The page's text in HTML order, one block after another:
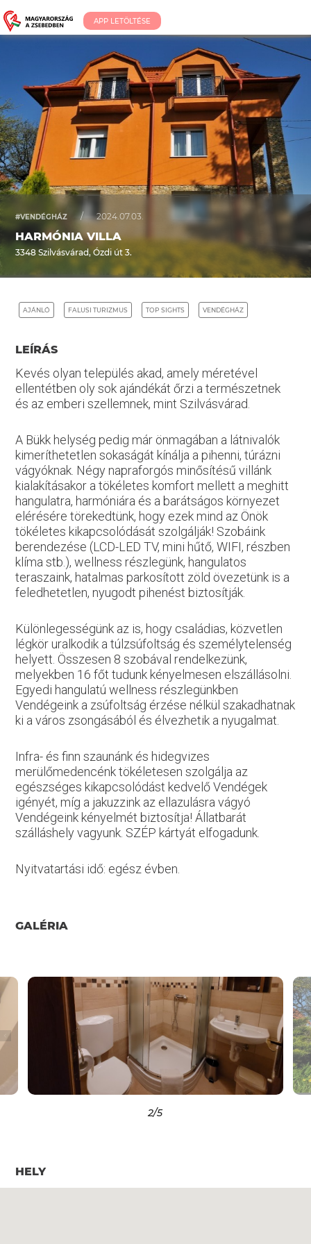
APP LETÖLTÉSE
#VENDÉGHÁZ / 2024.07.03.
HARMÓNIA VILLA
3348 Szilvásvárad, Ózdi út 3.
AJÁNLÓ FALUSI TURIZMUS TOP SIGHTS VENDÉGHÁZ
LEÍRÁS
Kevés olyan település akad, amely méretével
ellentétben oly sok ajándékát őrzi a természetnek
és az emberi szellemnek, mint Szilvásvárad.
A Bükk helység pedig már önmagában a látnivalók
kimeríthetetlen sokaságát kínálja a pihenni, túrázni
vágyóknak. Négy napraforgós minősítésű villánk
kialakításakor a tökéletes komfort mellett a meghitt
hangulatra, harmóniára és a barátságos környezet
elérésére törekedtünk, hogy ezek mind az Önök
tökéletes kikapcsolódását szolgálják! Szobáink
berendezése (LCD-LED TV, mini hűtő, WIFI, részben
klíma stb.), wellness részlegünk, hangulatos
teraszaink, hatalmas parkosított zöld övezetünk is a
feledhetetlen, nyugodt pihenést biztosítják.
Különlegességünk az is, hogy családias, közvetlen
légkör uralkodik a túlzsúfoltság és személytelenség
helyett. Összesen 8 szobával rendelkezünk,
melyekben 16 főt tudunk kényelmesen elszállásolni.
Egyedi hangulatú wellness részlegünkben
Vendégeink a zsúfoltság érzése nélkül szakadhatnak
ki a város zsongásából és élvezhetik a nyugalmat.
Infra- és finn szaunánk és hidegvizes
merülőmedencénk tökéletesen szolgálja az
egészséges kikapcsolódást kedvelő Vendégek
igényét, míg a jakuzzink az ellazulásra vágyó
Vendégeink kényelmét biztosítja! Állatbarát
szálláshely vagyunk. SZÉP kártyát elfogadunk.
Nyitvatartási idő: egész évben.
GALÉRIA
2/5
HELY